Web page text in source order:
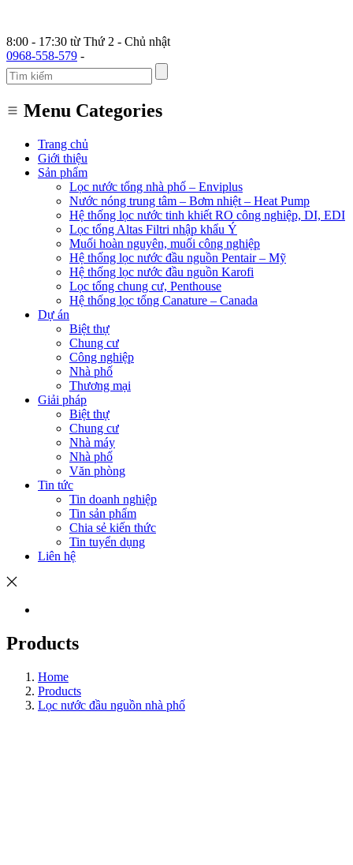
8:00 - 17:30 từ Thứ 2 - Chủ nhật
0968-558-579 -
Menu Categories
Trang chủ
Giới thiệu
Sản phẩm
Lọc nước tổng nhà phố – Enviplus
Nước nóng trung tâm – Bơm nhiệt – Heat Pump
Hệ thống lọc nước tinh khiết RO công nghiệp, DI, EDI
Lọc tổng Altas Filtri nhập khẩu Ý
Muối hoàn nguyên, muối công nghiệp
Hệ thống lọc nước đầu nguồn Pentair – Mỹ
Hệ thống lọc nước đầu nguồn Karofi
Lọc tổng chung cư, Penthouse
Hệ thống lọc tổng Canature – Canada
Dự án
Biệt thự
Chung cư
Công nghiệp
Nhà phố
Thương mại
Giải pháp
Biệt thự
Chung cư
Nhà máy
Nhà phố
Văn phòng
Tin tức
Tin doanh nghiệp
Tin sản phẩm
Chia sẻ kiến thức
Tin tuyển dụng
Liên hệ
Products
Home
Products
Lọc nước đầu nguồn nhà phố